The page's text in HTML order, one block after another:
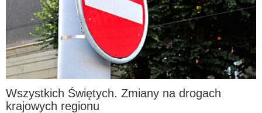
Wszystkich Świętych. Zmiany na drogach
krajowych regionu